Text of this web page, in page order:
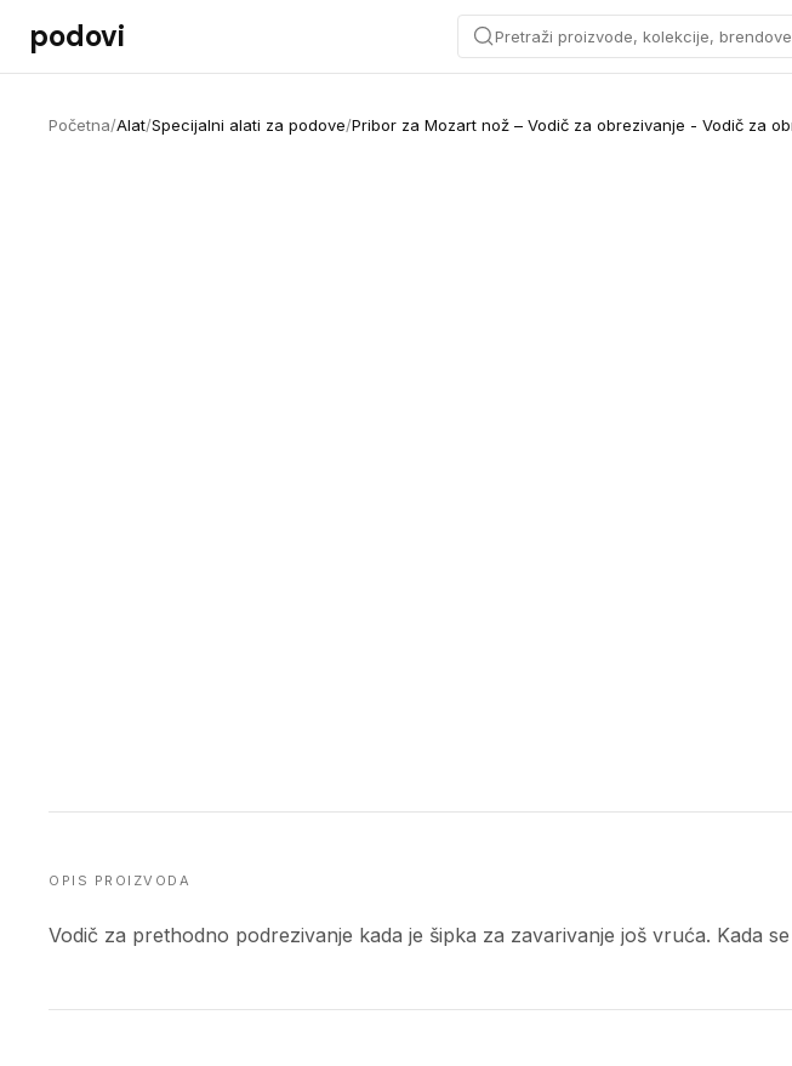
Preskoči na sadržaj
podovi Pretraži proizvode, kolekcije,
Početna/Alat/Specijalni alati za podove/Pribor za Mozart nož – Vodič za obrezivanje - Vodič za
OPIS PROIZVODA
Vodič za prethodno podrezivanje kada je šipka za zavarivanje još vruća. Kada